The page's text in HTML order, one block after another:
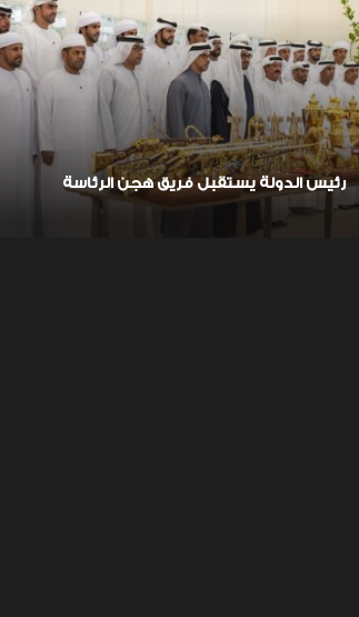
رئيس الدولة يستقبل فريق هجن الرئاسة